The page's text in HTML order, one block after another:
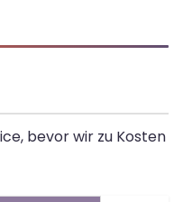
bevor wir zu Kosten